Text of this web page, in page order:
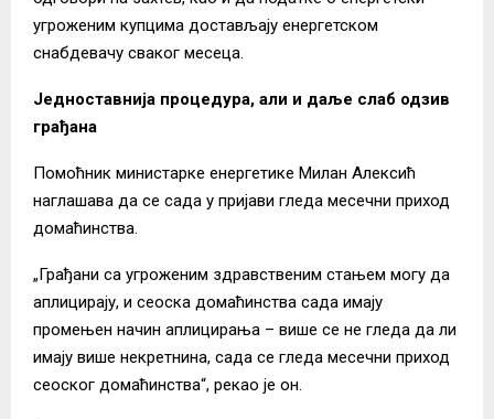
угроженим купцима достављају енергетском
снабдевачу сваког месеца.
Једноставнија процедура, али и даље слаб одзив
грађана
Помоћник министарке енергетике Милан Алексић
наглашава да се сада у пријави гледа месечни приход
домаћинства.
„Грађани са угроженим здравственим стањем могу да
аплицирају, и сеоска домаћинства сада имају
промењен начин аплицирања – више се не гледа да ли
имају више некретнина, сада се гледа месечни приход
сеоског домаћинства“, рекао је он.